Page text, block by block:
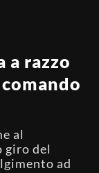
a razzo
al
giro del
ad